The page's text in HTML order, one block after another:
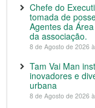
Chefe do
tomada de
Agentes da
da associação.
8 de Agosto de 2026
Tam Vai Man
inovadores e
urbana
8 de Agosto de 2026